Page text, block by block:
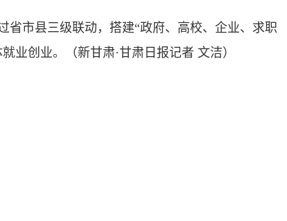
市县三级联动，搭建“政府、高校、企业、求职
业创业。
（新甘肃·甘肃日报记者 文洁）